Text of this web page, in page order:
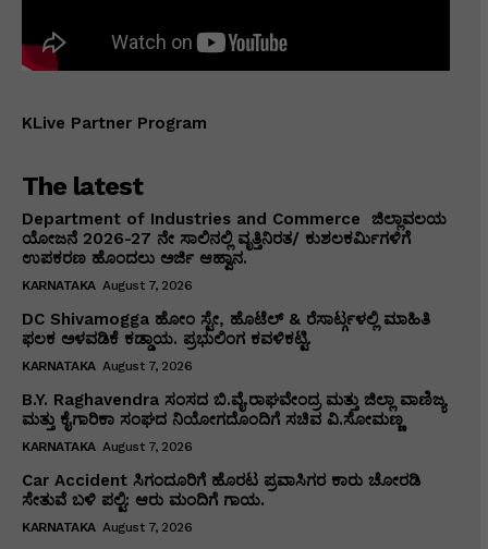
KLive Partner Program
The latest
Department of Industries and Commerce ಜಿಲ್ಲಾವಲಯ
ಯೋಜನೆ 2026-27 ನೇ ಸಾಲಿನಲ್ಲಿ ವೃತ್ತಿನಿರತ/ ಕುಶಲಕರ್ಮಿಗಳಿಗೆ
ಉಪಕರಣ ಹೊಂದಲು ಅರ್ಜಿ ಆಹ್ವಾನ.
KARNATAKA August 7, 2026
DC Shivamogga ಹೋಂ ಸ್ಟೇ, ಹೊಟೆಲ್ & ರೆಸಾರ್ಟ್ಗಳಲ್ಲಿ ಮಾಹಿತಿ
ಫಲಕ ಅಳವಡಿಕೆ ಕಡ್ಡಾಯ. ಪ್ರಭುಲಿಂಗ ಕವಳಿಕಟ್ಟಿ.
KARNATAKA August 7, 2026
B.Y. Raghavendra ಸಂಸದ ಬಿ.ವೈ.ರಾಘವೇಂದ್ರ ಮತ್ತು ಜಿಲ್ಲಾ ವಾಣಿಜ್ಯ
ಮತ್ತು ಕೈಗಾರಿಕಾ ಸಂಘದ ನಿಯೋಗದೊಂದಿಗೆ ಸಚಿವ ವಿ‌.ಸೋಮಣ್ಣ
KARNATAKA August 7, 2026
Car Accident ಸಿಗಂದೂರಿಗೆ ಹೊರಟ ಪ್ರವಾಸಿಗರ ಕಾರು ಚೋರಡಿ
ಸೇತುವೆ ಬಳಿ ಪಲ್ಟಿ: ಆರು ಮಂದಿಗೆ ಗಾಯ.
KARNATAKA August 7, 2026